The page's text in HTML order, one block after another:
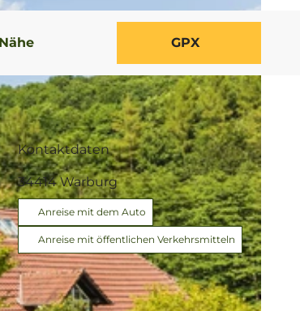
GPX
Kontaktdaten
34414Warburg
Anreise mit dem Auto
Anreise mit öffentlichen Verkehrsmitteln